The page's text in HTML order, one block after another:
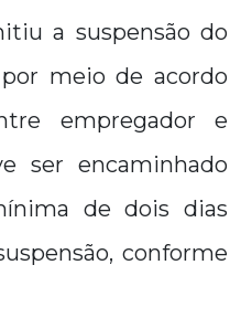
a suspensão do
meio de acordo
empregador e
ser encaminhado
de dois dias
conforme